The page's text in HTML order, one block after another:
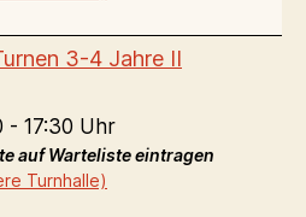
3-4 Jahre II
- 17:30 Uhr
auf Warteliste eintragen
Turnhalle)